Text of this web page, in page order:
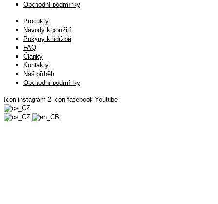
Obchodní podmínky
Produkty
Návody k použití
Pokyny k údržbě
FAQ
Články
Kontakty
Náš příběh
Obchodní podmínky
Icon-instagram-2 Icon-facebook Youtube